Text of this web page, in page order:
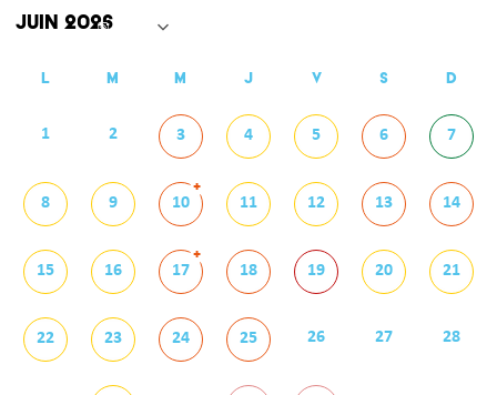
L M M J V S D
1 2 3 4 5 6 7
8 9 10
+
11 12 13 14
15 16 17
+
18 19 20 21
22 23 24 25 26 27 28